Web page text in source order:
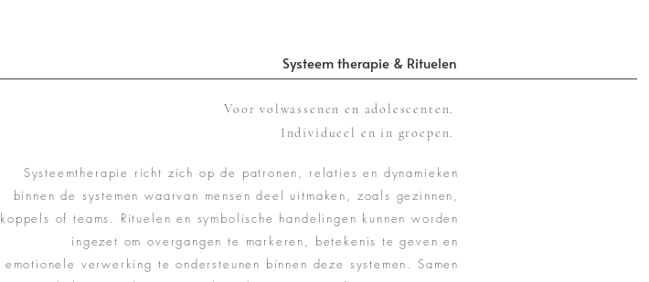
Systeem therapie & Rituelen
Voor volwassenen en adolescenten.
Individueel en in groepen.
Systeemtherapie richt zich op de patronen, relaties en dynamieken
binnen de systemen waarvan mensen deel uitmaken, zoals gezinnen,
koppels of teams. Rituelen en symbolische handelingen kunnen worden
ingezet om overgangen te markeren, betekenis te geven en
emotionele verwerking te ondersteunen binnen deze systemen. Samen